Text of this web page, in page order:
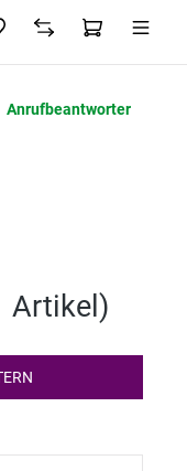
Anrufbeantworter
Artikel )